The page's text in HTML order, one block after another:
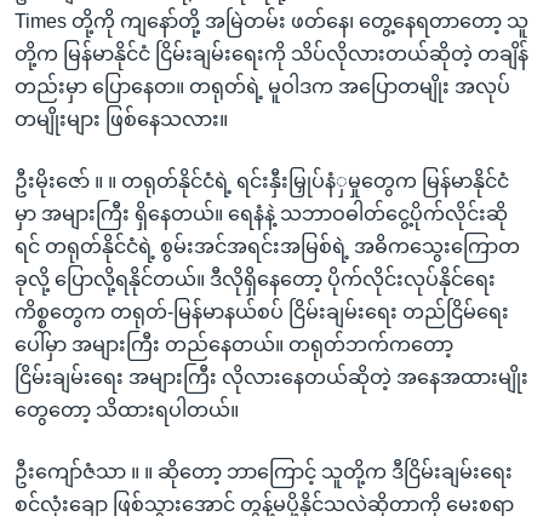
Times တို့ကို ကျနော်တို့ အမြဲတမ်း ဖတ်နေ၊ တွေ့နေရတာတော့ သူ
တို့က မြန်မာနိုင်ငံ ငြိမ်းချမ်းရေးကို သိပ်လိုလားတယ်ဆိုတဲ့ တချိန်
တည်းမှာ ပြောနေတ။ တရုတ်ရဲ့ မူဝါဒက အပြောတမျိုး အလုပ်
တမျိုးများ ဖြစ်နေသလား။
ဦးမိုးဇော် ။ ။ တရုတ်နိုင်ငံရဲ့ ရင်းနှီးမြှုပ်နံှမှုတွေက မြန်မာနိုင်ငံ
မှာ အများကြီး ရှိနေတယ်။ ရေနံနဲ့ သဘာဝဓါတ်ငွေ့ပိုက်လိုင်းဆို
ရင် တရုတ်နိုင်ငံရဲ့ စွမ်းအင်အရင်းအမြစ်ရဲ့ အဓိကသွေးကြောတ
ခုလို့ ပြောလို့ရနိုင်တယ်။ ဒီလိုရှိနေတော့ ပိုက်လိုင်းလုပ်နိုင်ရေး
ကိစ္စတွေက တရုတ်-မြန်မာနယ်စပ် ငြိမ်းချမ်းရေး တည်ငြိမ်ရေး
ပေါ်မှာ အများကြီး တည်နေတယ်။ တရုတ်ဘက်ကတော့
ငြိမ်းချမ်းရေး အများကြီး လိုလားနေတယ်ဆိုတဲ့ အနေအထားမျိုး
တွေတော့ သိထားရပါတယ်။
ဦးကျော်ဇံသာ ။ ။ ဆိုတော့ ဘာကြောင့် သူတို့က ဒီငြိမ်းချမ်းရေး
စင်လုံးချော ဖြစ်သွားအောင် တွန့်မပို့နိုင်သလဲဆိုတာကို မေးစရာ